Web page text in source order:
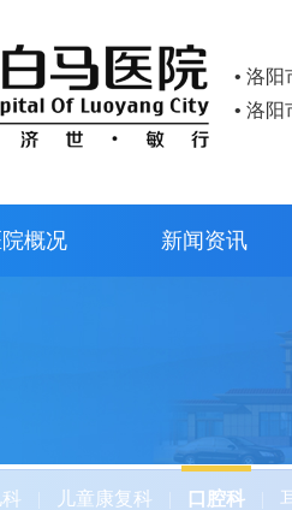
• 洛
• 洛
院概况 新闻资讯
科 儿童康复科 口腔科